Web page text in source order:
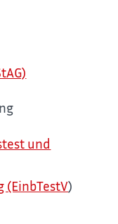
und
(EinbTestV)